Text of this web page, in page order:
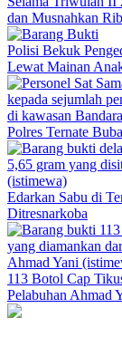
dan Musnahkan
Polisi Bekuk
Lewat Mainan
Polres Ternate
Edarkan Sabu di
Ditresnarkoba
113 Botol Cap
Pelabuhan Ahmad